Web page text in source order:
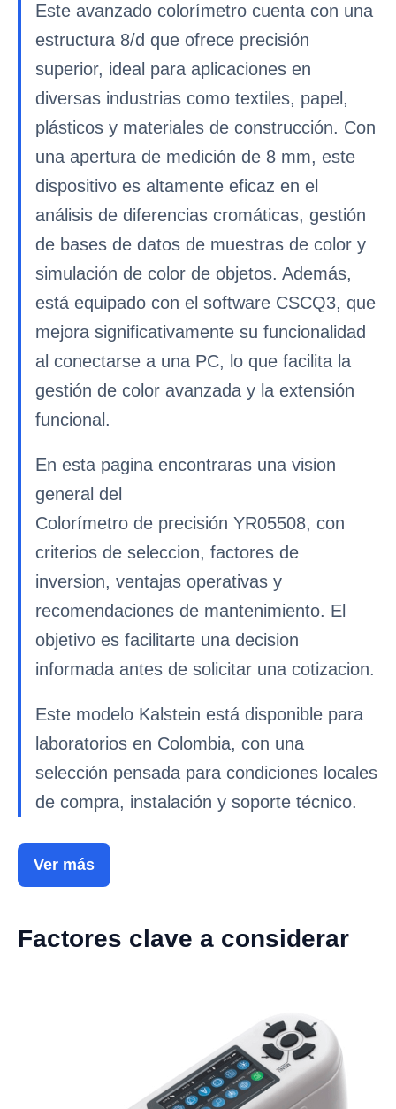
Este avanzado colorímetro cuenta con una
estructura 8/d que ofrece precisión
superior, ideal para aplicaciones en
diversas industrias como textiles, papel,
plásticos y materiales de construcción. Con
una apertura de medición de 8 mm, este
dispositivo es altamente eficaz en el
análisis de diferencias cromáticas, gestión
de bases de datos de muestras de color y
simulación de color de objetos. Además,
está equipado con el software CSCQ3, que
mejora significativamente su funcionalidad
al conectarse a una PC, lo que facilita la
gestión de color avanzada y la extensión
funcional.
En esta pagina encontraras una vision
general del
Colorímetro de precisión YR05508, con
criterios de seleccion, factores de
inversion, ventajas operativas y
recomendaciones de mantenimiento. El
objetivo es facilitarte una decision
informada antes de solicitar una cotizacion.
Este modelo Kalstein está disponible para
laboratorios en Colombia, con una
selección pensada para condiciones locales
de compra, instalación y soporte técnico.
Ver más
Factores clave a considerar